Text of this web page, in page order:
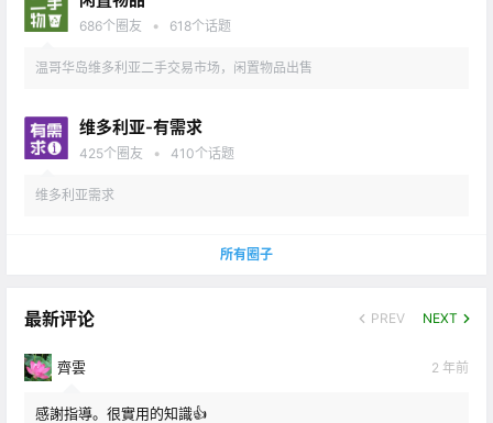
686个圈友 • 618个话题
温哥华岛维多利亚二手交易市场，闲置物品出售
维多利亚-有需求
425个圈友 • 410个话题
维多利亚需求
所有圈子
最新评论 PREV NEXT
齊雲 2 年前
感謝指導。很實用的知識👍